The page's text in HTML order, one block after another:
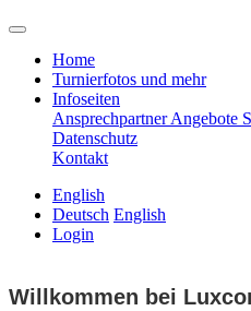
Home
Turnierfotos und mehr
Infoseiten
AnsprechpartnerAngebote
Datenschutz
Kontakt
English
Deutsch English
Login
Willkommen bei